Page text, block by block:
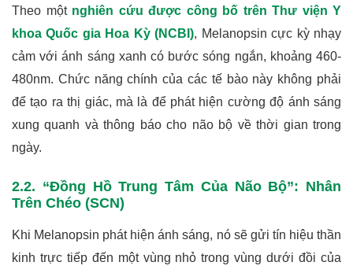
Theo một nghiên cứu được công bố trên Thư viện Y
khoa Quốc gia Hoa Kỳ (NCBI), Melanopsin cực kỳ nhạy
cảm với ánh sáng xanh có bước sóng ngắn, khoảng 460-
480nm. Chức năng chính của các tế bào này không phải
để tạo ra thị giác, mà là để phát hiện cường độ ánh sáng
xung quanh và thông báo cho não bộ về thời gian trong
ngày.
2.2. “Đồng Hồ Trung Tâm Của Não Bộ”: Nhân
Trên Chéo (SCN)
Khi Melanopsin phát hiện ánh sáng, nó sẽ gửi tín hiệu thần
kinh trực tiếp đến một vùng nhỏ trong vùng dưới đồi của